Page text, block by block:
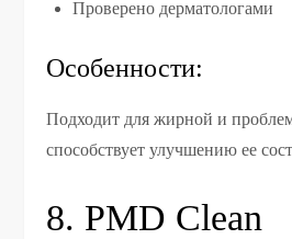
Проверено дерматологами
Особенности:
Подходит для жирной и
способствует улучшению ее
8. PMD Clean